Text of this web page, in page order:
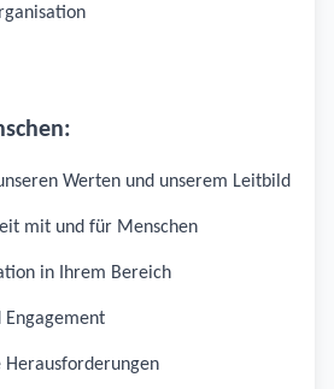
Werten und unserem Leitbild
mit und für Menschen
in Ihrem Bereich
Engagement